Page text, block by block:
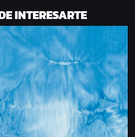
INTERESARTE